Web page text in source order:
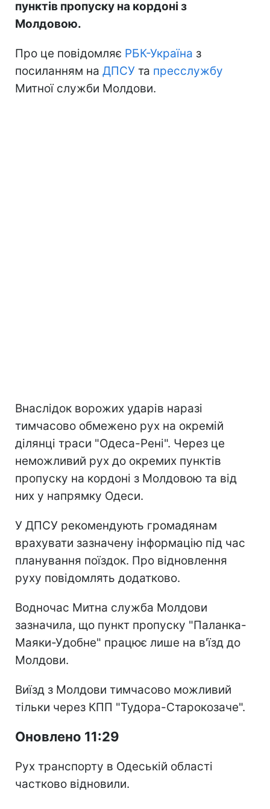
пунктів пропуску на кордоні з
Молдовою.
Про це повідомляє РБК-Україна з
посиланням на ДПСУ та пресслужбу
Митної служби Молдови.
Внаслідок ворожих ударів наразі
тимчасово обмежено рух на окремій
ділянці траси "Одеса-Рені". Через це
неможливий рух до окремих пунктів
пропуску на кордоні з Молдовою та від
них у напрямку Одеси.
У ДПСУ рекомендують громадянам
врахувати зазначену інформацію під час
планування поїздок. Про відновлення
руху повідомлять додатково.
Водночас Митна служба Молдови
зазначила, що пункт пропуску "Паланка-
Маяки-Удобне" працює лише на в'їзд до
Молдови.
Виїзд з Молдови тимчасово можливий
тільки через КПП "Тудора-Старокозаче".
Оновлено 11:29
Рух транспорту в Одеській області
частково відновили.